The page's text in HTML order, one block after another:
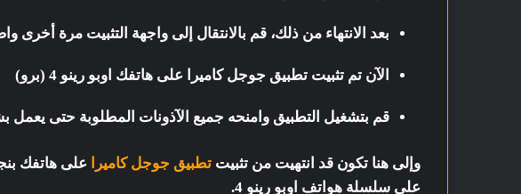
بعد الانتهاء من ذلك، قم بالانتقال إلى واجهة التثبيت مرة أخرى
الآن تم تثبيت تطبيق جوجل كاميرا على هاتفك اوبو رينو 4 (برو)
قم بتشغيل التطبيق وامنحه جميع الآذونات المطلوبة حتى
وإلى هنا تكون قد انتهيت من تثبيتتطبيق جوجل كاميرا على هاتفك
على سلسلة هواتف اوبو رينو 4.